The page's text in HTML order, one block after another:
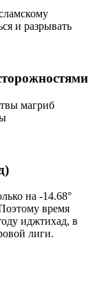
и разрывать
магриб
на -14.68°
время
иджтихад, в
лиги.